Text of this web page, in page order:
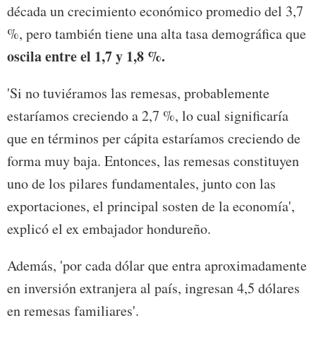
década un crecimiento económico promedio del 3,7
%, pero también tiene una alta tasa demográfica que
oscila entre el 1,7 y 1,8 %.
'Si no tuviéramos las remesas, probablemente
estaríamos creciendo a 2,7 %, lo cual significaría
que en términos per cápita estaríamos creciendo de
forma muy baja. Entonces, las remesas constituyen
uno de los pilares fundamentales, junto con las
exportaciones, el principal sosten de la economía',
explicó el ex embajador hondureño.
Además, 'por cada dólar que entra aproximadamente
en inversión extranjera al país, ingresan 4,5 dólares
en remesas familiares'.